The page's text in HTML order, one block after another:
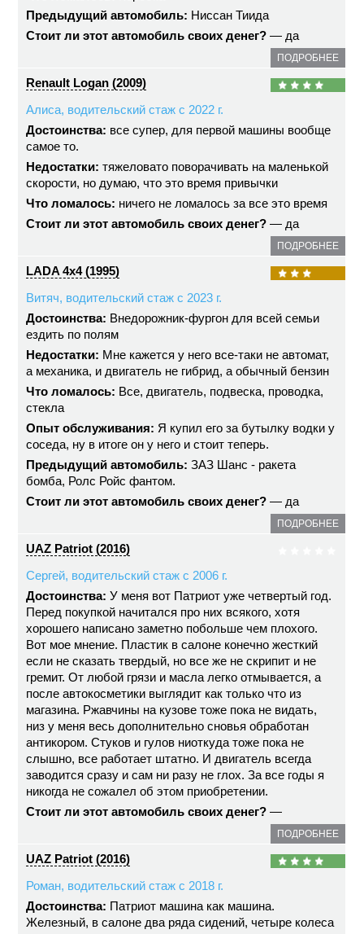
Предыдущий автомобиль: Ниссан Тиида
Стоит ли этот автомобиль своих денег? — да
ПОДРОБНЕЕ
Renault Logan (2009)
Алиса, водительский стаж с 2022 г.
Достоинства: все супер, для первой машины вообще
самое то.
Недостатки: тяжеловато поворачивать на маленькой
скорости, но думаю, что это время привычки
Что ломалось: ничего не ломалось за все это время
Стоит ли этот автомобиль своих денег? — да
ПОДРОБНЕЕ
LADA 4x4 (1995)
Витяч, водительский стаж с 2023 г.
Достоинства: Внедорожник-фургон для всей семьи
ездить по полям
Недостатки: Мне кажется у него все-таки не автомат,
а механика, и двигатель не гибрид, а обычный бензин
Что ломалось: Все, двигатель, подвеска, проводка,
стекла
Опыт обслуживания: Я купил его за бутылку водки у
соседа, ну в итоге он у него и стоит теперь.
Предыдущий автомобиль: ЗАЗ Шанс - ракета
бомба, Ролс Ройс фантом.
Стоит ли этот автомобиль своих денег? — да
ПОДРОБНЕЕ
UAZ Patriot (2016)
Сергей, водительский стаж с 2006 г.
Достоинства: У меня вот Патриот уже четвертый год.
Перед покупкой начитался про них всякого, хотя
хорошего написано заметно побольше чем плохого.
Вот мое мнение. Пластик в салоне конечно жесткий
если не сказать твердый, но все же не скрипит и не
гремит. От любой грязи и масла легко отмывается, а
после автокосметики выглядит как только что из
магазина. Ржавчины на кузове тоже пока не видать,
низ у меня весь дополнительно сновья обработан
антикором. Стуков и гулов ниоткуда тоже пока не
слышно, все работает штатно. И двигатель всегда
заводится сразу и сам ни разу не глох. За все годы я
никогда не сожалел об этом приобретении.
Стоит ли этот автомобиль своих денег? —
ПОДРОБНЕЕ
UAZ Patriot (2016)
Роман, водительский стаж с 2018 г.
Достоинства: Патриот машина как машина.
Железный, в салоне два ряда сидений, четыре колеса